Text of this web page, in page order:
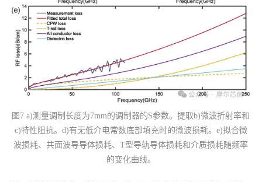
图7 a)测量调制长度为7mm的调制器的S参数。提取b)微波折射率和
c)特性阻抗。d)有无低介电常数底部填充时的微波损耗。e)拟合微
波损耗、共面波导导体损耗、T型导轨导体损耗和介质损耗随频率
的变化曲线。